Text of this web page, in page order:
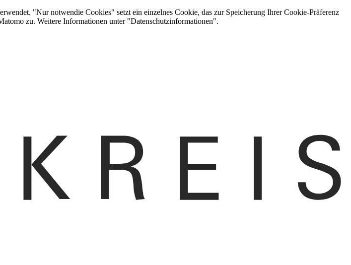
"Nur notwendie Cookies" setzt ein einzelnes Cookie, das zur Speicherung Ihrer Cookie-Präferenz
zu. Weitere Informationen unter "Datenschutzinformationen".